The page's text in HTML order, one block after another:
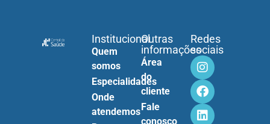
Institucional
Quem
somos
Especialidades
Onde
atendemos
Outras
informações
Área
do
cliente
Fale
conosco
Redes
sociais